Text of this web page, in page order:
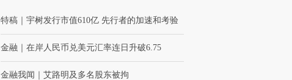
特稿 宇树发行市值610亿 先行者的加速和考验
金融 在岸人民币兑美元汇率连日升破6.75
金融我闻 艾路明及多名股东被拘